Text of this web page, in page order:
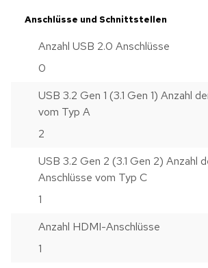
Anschlüsse und Schnittstellen
Anzahl USB 2.0 Anschlüsse
0
USB 3.2 Gen 1 (3.1 Gen 1) Anzahl
vom Typ A
2
USB 3.2 Gen 2 (3.1 Gen 2) Anzahl
Anschlüsse vom Typ C
1
Anzahl HDMI-Anschlüsse
1